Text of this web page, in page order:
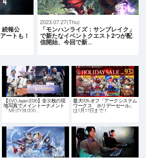
続報公
ートも！
2023.07.27(Thu)
「モンハンライズ：サンブレイク」
で新たなイベントクエスト2つが配
信開始、今回で新…
【EVO Japan 2026】全32枚の現
地写真でメイントーナメント
「MELTY BLOOD: …
最大93%オフ「アークシステム
ワークス ホリデーセール」
は1月17日まで！